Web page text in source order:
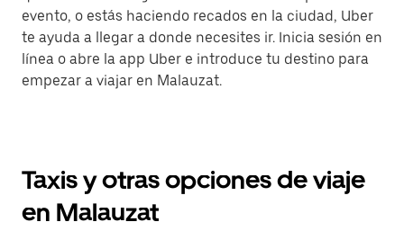
evento, o estás haciendo recados en la ciudad, Uber
te ayuda a llegar a donde necesites ir. Inicia sesión en
línea o abre la app Uber e introduce tu destino para
empezar a viajar en Malauzat.
Taxis y otras opciones de viaje
en Malauzat